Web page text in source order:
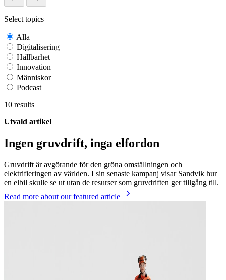
Select topics
Alla
Digitalisering
Hållbarhet
Innovation
Människor
Podcast
10 results
Utvald artikel
Ingen gruvdrift, inga elfordon
Gruvdrift är avgörande för den gröna omställningen och
elektrifieringen av världen. I sin senaste kampanj visar Sandvik hur
en elbil skulle se ut utan de resurser som gruvdriften ger tillgång till.
Read more about our featured article